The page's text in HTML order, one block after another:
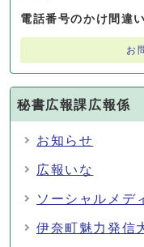
電話番号のかけ間違
お
秘書広報課広報係
お知らせ
広報いな
ソーシャルメデ
伊奈町魅力発信